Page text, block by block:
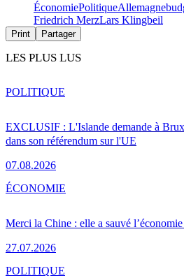
ÉconomiePolitiqueAllemagne
Friedrich MerzLars Klingbeil
Print Partager
LES PLUS LUS
EXCLUSIF : L'Islande demande à
dans son référendum sur l'UE
07.08.2026
POLITIQUE
Merci la Chine : elle a sauvé
27.07.2026
ÉCONOMIE
POLITIQUE